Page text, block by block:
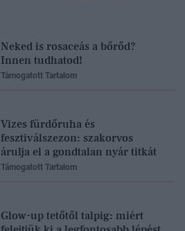
Neked is rosaceás a bőrőd?
Innen tudhatod!
Támogatott Tartalom
Vizes fürdőruha és
fesztiválszezon: szakorvos
árulja el a gondtalan nyár titkát
Támogatott Tartalom
Glow-up tetőtől talpig: miért